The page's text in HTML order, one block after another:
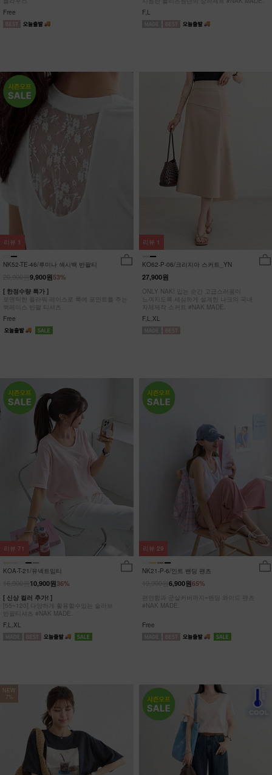
Free
F,L
NK52-TE-46/루미나 섹시백 반팔티
53%
9,900원
[ 한정수량 특가 ]
로맨틱한 플라워 레이스로 룩에 포인트를 주는
백레이스 반팔 티셔츠
Free
리뷰 1
KO62-P-06/크리지아 스커트_YN
27,900원
ONLY NAK! 입는 순간 고급스러움이
느껴지도록 세심하게 설계한 나크의 국내
자체제작 스커트 #NAK MADE.
F,L,XL
리뷰 1
KOA-T-21/유넥트임티
36%
10,900원
[ 신상 컬러 추가! ]
[55~120] 다양하게 활용할수있는 슬라브
반팔티셔츠 #NAK MADE.
F,L,XL
리뷰 71
NK21-P-6/인트 밴딩 팬츠
65%
6,900원
편안함과 군살커버까지~밴딩 와이드 팬츠
#NAK MADE.
Free
리뷰 29
NEW
7%